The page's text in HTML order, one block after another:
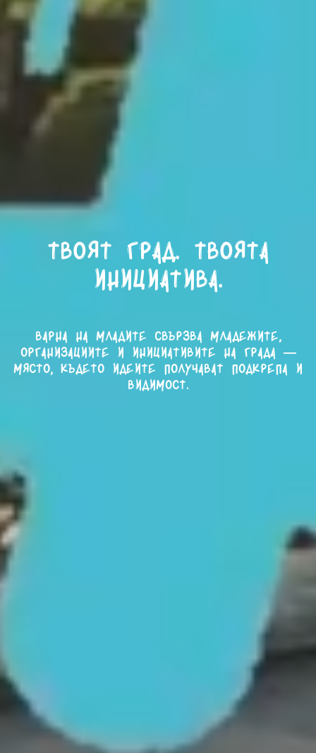
Твоят град. Твоята
инициатива.
Варна на младите свързва младежите,
организациите и инициативите на града —
място, където идеите получават подкрепа и
видимост.